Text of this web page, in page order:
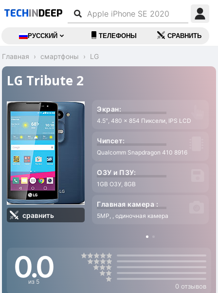
TECHINDEEP
РУССКИЙ ТЕЛЕФОНЫ СРАВНИТЬ
Главная смартфоны LG
LG Tribute 2
сравнить
Экран:
4.5″, 480 x 854 Пиксели, IPS LCD
Чипсет:
Qualcomm Snapdragon 410 8916
ОЗУ и ПЗУ:
1GB ОЗУ, 8GB
Главная камера :
5MP, , одиночная камера
0.0
из 5
0 отзывов